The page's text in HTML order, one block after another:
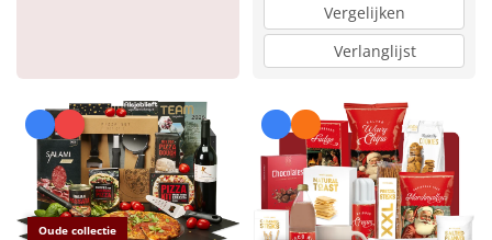
Vergelijken
Verlanglijst
Oude collectie